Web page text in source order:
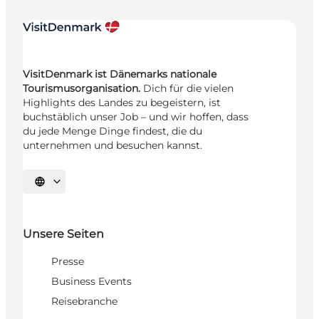
VisitDenmark ist Dänemarks nationale
Tourismusorganisation. Dich für die vielen
Highlights des Landes zu begeistern, ist
buchstäblich unser Job – und wir hoffen, dass
du jede Menge Dinge findest, die du
unternehmen und besuchen kannst.
Sprache auswählen
Unsere Seiten
Presse
Business Events
Reisebranche